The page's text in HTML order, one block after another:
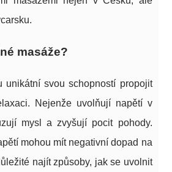
masáže?
unikátní svou schopností propojit
Nejenže uvolňují napětí v
mysl a zvyšují pocit pohody.
mohou mít negativní dopad na
najít způsoby, jak se uvolnit